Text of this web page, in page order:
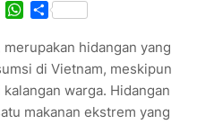
SkypeWhatsApp
Share
hidangan yang
di Vietnam, meskipun
warga. Hidangan
makanan ekstrem yang